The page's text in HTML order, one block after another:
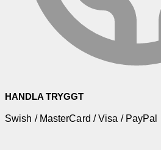
HANDLA TRYGGT
Swish / MasterCard / Visa / PayPal